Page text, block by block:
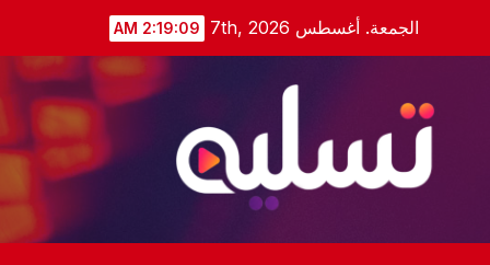
الجمعة. أغسطس 7th, 2026 2:19:10 AM